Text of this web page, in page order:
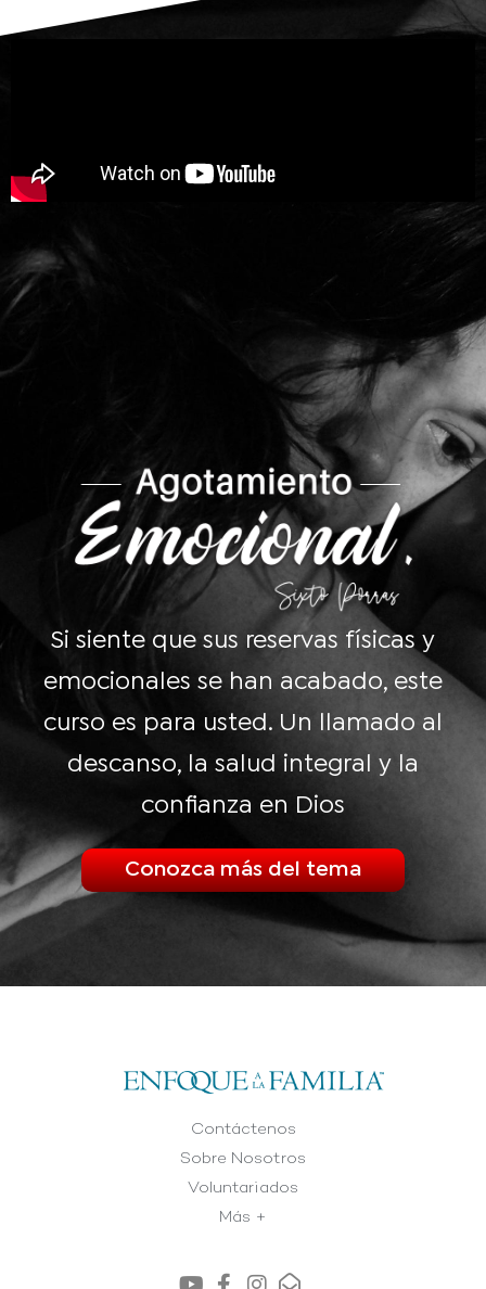
Si siente que sus reservas físicas y
emocionales se han acabado, este
curso es para usted. Un llamado al
descanso, la salud integral y la
confianza en Dios
Conozca más del tema
Contáctenos
Sobre Nosotros
Voluntariados
Más +